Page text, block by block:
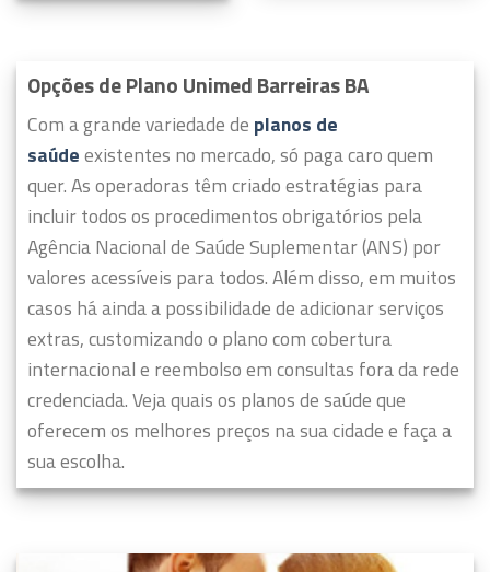
Opções de Plano Unimed Barreiras BA
Com a grande variedade de planos de
saúdeexistentes no mercado, só paga caro quem
quer.As operadoras têm criado estratégias para
incluir todos os procedimentos obrigatórios pela
Agência Nacional de Saúde Suplementar (ANS) por
valores acessíveis para todos.Além disso, em muitos
casos há ainda a possibilidade de adicionar serviços
extras, customizando o plano com cobertura
internacional e reembolso em consultas fora da rede
credenciada. Veja quais os planos de saúde que
oferecem os melhores preços na sua cidade e faça a
sua escolha.